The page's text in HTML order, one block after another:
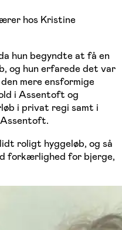
hos Kristine
hun begyndte at få en
og hun erfarede det var
mere ensformige
i Assentoft og
i privat regi samt i
Assentoft.
roligt hyggeløb, og så
forkærlighed for bjerge,